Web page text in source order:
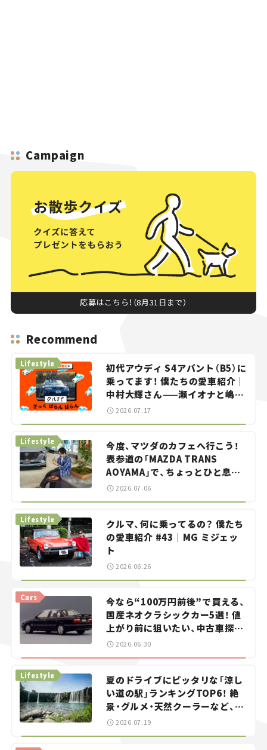
Campaign
応募はこちら！（8月31日まで）
Recommend
初代アウディ S4アバント（B5）に
乗ってます！ 僕たちの愛車紹介｜
中村大輝さん——瀬イオナと嶋田
智之の「クルマでざっくばらんば
Lifestyle
2026.07.17
今度、マツダのカフェへ行こう！
表参道の「MAZDA TRANS
AOYAMA」で、ちょっとひと息。
——連載｜CCGとクルマでどうす
Lifestyle
2026.07.06
クルマ、何に乗ってるの？ 僕たち
の愛車紹介 #43｜MG ミジェッ
ト
Lifestyle
2026.06.26
今なら“100万円前後”で買える、
国産ネオクラシックカー5選！ 値
上がり前に狙いたい、中古車探し
をお手伝い――ちょっとイケてるマ
Cars
2026.06.30
夏のドライブにピッタリな「涼し
い道の駅」ランキングTOP6！ 絶
景・グルメ・天然クーラーなど、避
暑におすすめのスポットを紹介
Lifestyle
2026.07.19